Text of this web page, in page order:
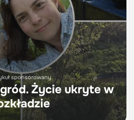
sponsorowany
Życie ukryte w